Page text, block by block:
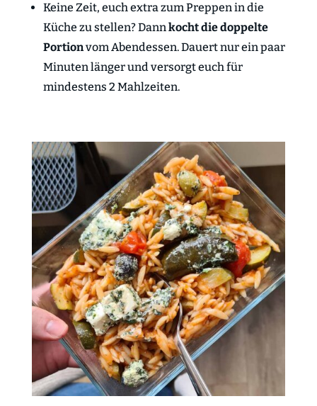
Keine Zeit, euch extra zum Preppen in die
Küche zu stellen? Dannkocht die doppelte
Portionvom Abendessen. Dauert nur ein paar
Minuten länger und versorgt euch für
mindestens 2 Mahlzeiten.